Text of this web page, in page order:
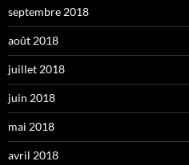
septembre 2018
août 2018
juillet 2018
juin 2018
mai 2018
avril 2018